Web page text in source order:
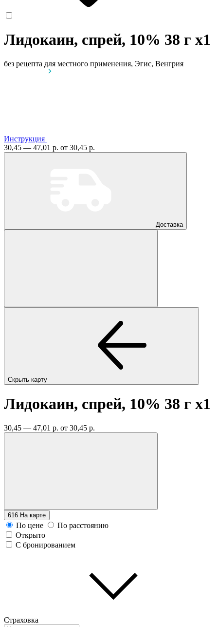
Лидокаин, спрей, 10% 38 г x1
без рецепта для местного применения, Эгис, Венгрия
Инструкция
30,45 — 47,01 р. от 30,45 р.
Доставка
Скрыть карту
Лидокаин, спрей, 10% 38 г x1
30,45 — 47,01 р. от 30,45 р.
616 На карте
По цене
По расстоянию
Открыто
С бронированием
Страховка